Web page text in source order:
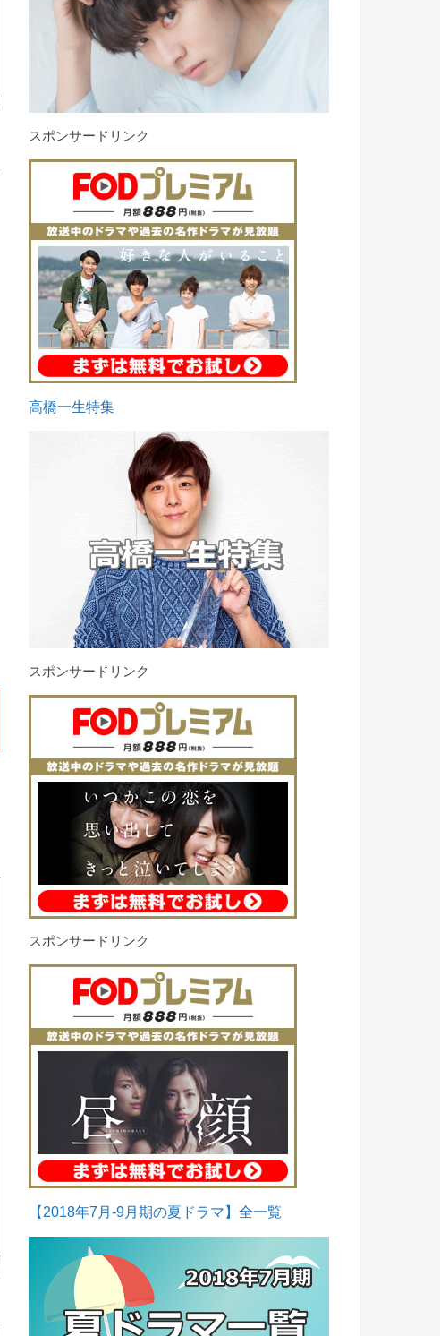
スポンサードリンク
高橋一生特集
スポンサードリンク
スポンサードリンク
【2018年7月-9月期の夏ドラマ】全一覧